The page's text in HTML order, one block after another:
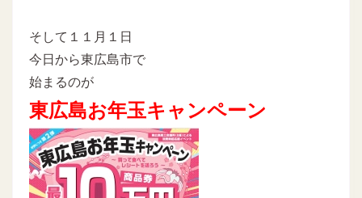
そして１１月１日
今日から東広島市で
始まるのが
東広島お年玉キャンペーン